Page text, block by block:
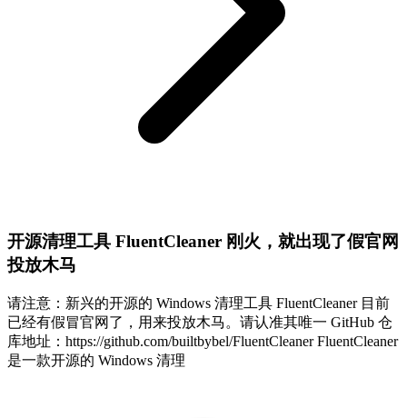
开源清理工具 FluentCleaner 刚火，就出现了假官网
投放木马
请注意：新兴的开源的 Windows 清理工具 FluentCleaner 目前
已经有假冒官网了，用来投放木马。请认准其唯一 GitHub 仓
库地址：https://github.com/builtbybel/FluentCleaner FluentCleaner
是一款开源的 Windows 清理